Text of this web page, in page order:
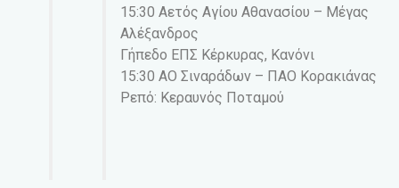
15:30 Αετός Αγίου Αθανασίου – Μέγας
Αλέξανδρος
Γήπεδο ΕΠΣ Κέρκυρας, Κανόνι
15:30 ΑΟ Σιναράδων – ΠΑΟ Κορακιάνας
Ρεπό: Κεραυνός Ποταμού